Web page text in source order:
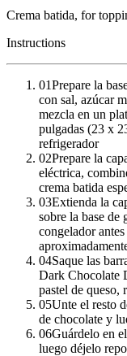
Crema batida, for
Instructions
01Prepare la
con sal, azúcar
mezcla en un
pulgadas (23 x
refrigerador
02Prepare la
eléctrica,
crema batida
03Extienda la
sobre la base de
congelador
04Saque las
Dark Chocolate
pastel de queso,
05Unte el resto
de chocolate y
06Guárdelo en
luego déjelo